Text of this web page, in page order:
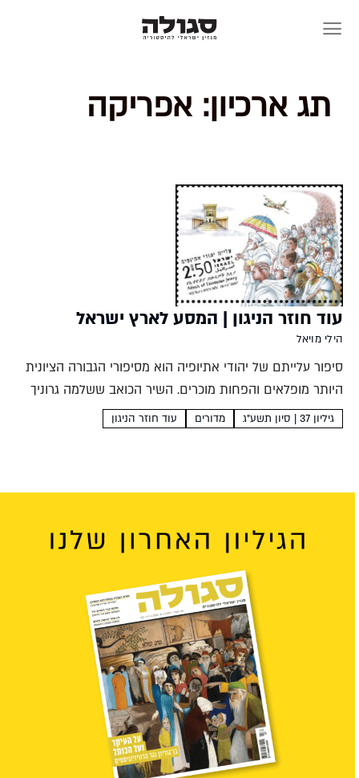
תג ארכיון: אפריקה
עוד חוזר הניגון | המסע לארץ ישראל
הילי מויאל
סיפור עלייתם של יהודי אתיופיה הוא מסיפורי הגבורה הציונית
היותר מופלאים והפחות מוכרים. השיר הכואב ששלמה גרוניך
שר עם להקת שבא מספר על המחיר הנורא של הדרך לארץ
גיליון 37 | סיון תשע"ג מדורים עוד חוזר הניגון